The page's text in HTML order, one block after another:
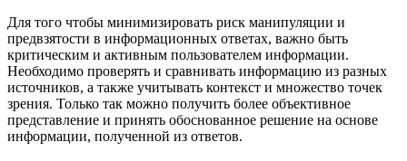
Для того чтобы минимизировать риск манипуляции и
предвзятости в информационных ответах, важно быть
критическим и активным пользователем информации.
Необходимо проверять и сравнивать информацию из разных
источников, а также учитывать контекст и множество точек
зрения. Только так можно получить более объективное
представление и принять обоснованное решение на основе
информации, полученной из ответов.